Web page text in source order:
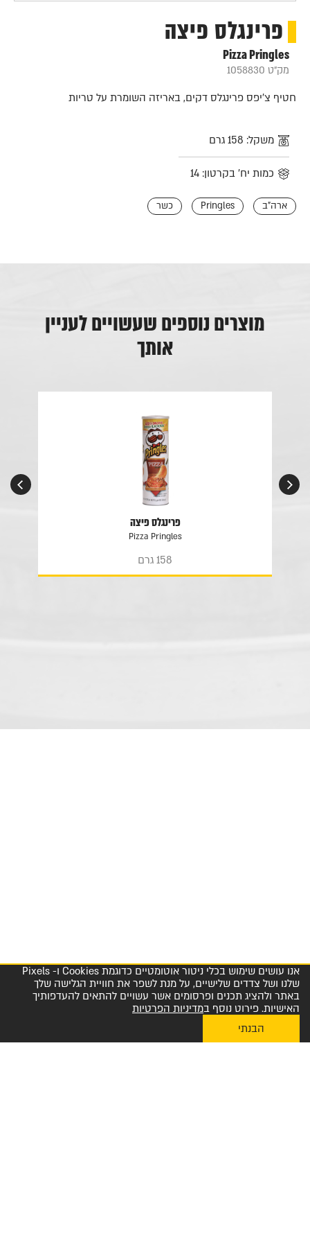
פרינגלס פיצה
Pizza Pringles
מק"ט 1058830
חטיף צ'יפס פרינגלס דקים, באריזה השומרת על טריות
משקל: 158 גרם
כמות יח' בקרטון: 14
ארה"ב Pringles כשר
מוצרים נוספים שעשויים לעניין
אותך
פרינגלס פיצה
Pizza Pringles
158 גרם
אנו עושים שימוש בכלי ניטור אוטומטיים כדוגמת Cookies ו- Pixels
שלנו ושל צדדים שלישיים, על מנת לשפר את חוויית הגלישה שלך
באתר ולהציג תכנים ופרסומים אשר עשויים להתאים להעדפותיך
האישיות. פירוט נוסף במדיניות הפרטיות
הבנתי